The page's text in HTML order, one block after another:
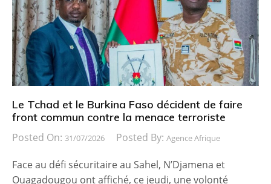
Le Tchad et le Burkina Faso décident de faire
front commun contre la menace terroriste
Posted On: 31/07/2026 Posted By: Agence Afrique
Face au défi sécuritaire au Sahel, N’Djamena et
Ouagadougou ont affiché, ce jeudi, une volonté